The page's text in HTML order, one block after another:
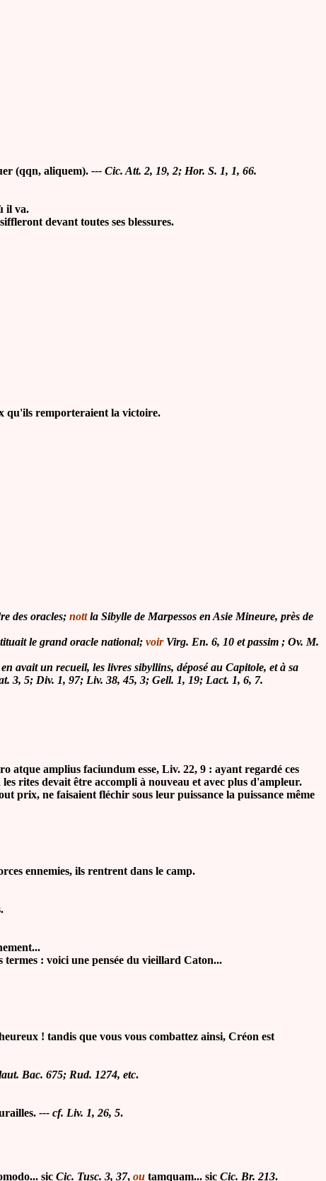
(qqn, aliquem). --- Cic. Att. 2, 19, 2; Hor. S. 1, 1, 66.
il va.
devant toutes ses blessures.
qu'ils remporteraient la victoire.
des oracles; nottla Sibylle de Marpessos en Asie Mineure, près de
le grand oracle national; voir Virg. En. 6, 10 et passim ; Ov. M.
avait un recueil, les livres sibyllins, déposé au Capitole, et à sa
3, 5; Div. 1, 97; Liv. 38, 45, 3; Gell. 1, 19; Lact. 1, 6, 7.
amplius faciundum esse, Liv. 22, 9 : ayant regardé ces
rites devait être accompli à nouveau et avec plus d'ampleur.
ne faisaient fléchir sous leur puissance la puissance même
ennemies, ils rentrent dans le camp.
termes : voici une pensée du vieillard Caton...
! tandis que vous vous combattez ainsi, Créon est
Bac. 675; Rud. 1274, etc.
--- cf. Liv. 1, 26, 5.
sic Cic. Tusc. 3, 37, ou tamquam... sic Cic. Br. 213.